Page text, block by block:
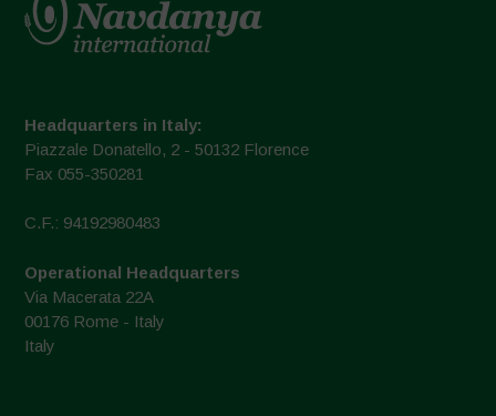
Headquarters in Italy:
Piazzale Donatello, 2 - 50132 Florence
Fax 055-350281
C.F.: 94192980483
Operational Headquarters
Via Macerata 22A
00176 Rome - Italy
Italy